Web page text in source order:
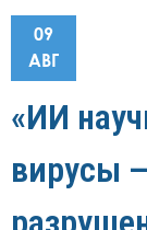
09
АВГ
«ИИ
вирусы